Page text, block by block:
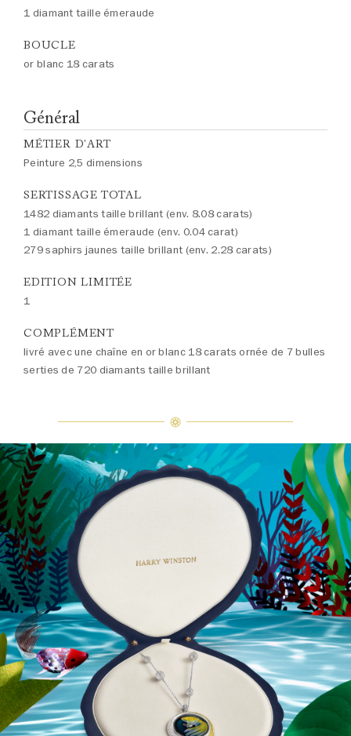
1 diamant taille émeraude
BOUCLE
or blanc 18 carats
Général
MÉTIER D'ART
Peinture 2,5 dimensions
SERTISSAGE TOTAL
1482 diamants taille brillant (env. 8.08 carats)
1 diamant taille émeraude (env. 0.04 carat)
279 saphirs jaunes taille brillant (env. 2.28 carats)
EDITION LIMITÉE
1
COMPLÉMENT
livré avec une chaîne en or blanc 18 carats ornée de 7 bulles
serties de 720 diamants taille brillant